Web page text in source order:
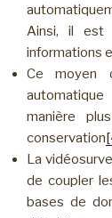
Ainsi, il est
informations
Ce moyen
manière
conservation
La
de coupler
bases de